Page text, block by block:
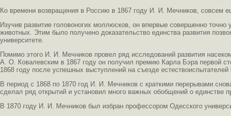
Ко времени возвращения в Россию в 1867 году И. И. Мечников, совсем
Изучив развитие головоногих моллюсков, он впервые совершенно
животных. Этим было получено доказательство единства развития
университете.
Помимо этого И. И. Мечников провел ряд исследований развития
А. О. Ковалевским в 1867 году он получил премию Карла Бэра первой
1868 году после успешных выступлений на съезде
В период с 1868 по 1870 год И. И. Мечников с краткими перерывами
сделал ряд открытий и установил много важных обобщений о единстве
В 1870 году И. И. Мечников был избран профессором Одесского